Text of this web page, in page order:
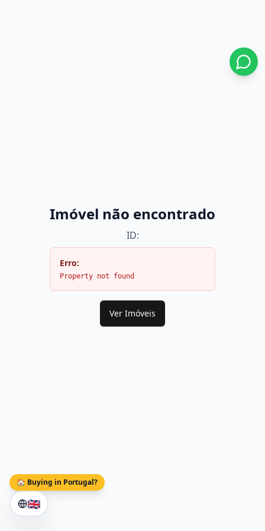
🏠 Buying in Portugal?
🇬🇧
Imóvel não encontrado
ID:
Erro:
Property not found
Ver Imóveis